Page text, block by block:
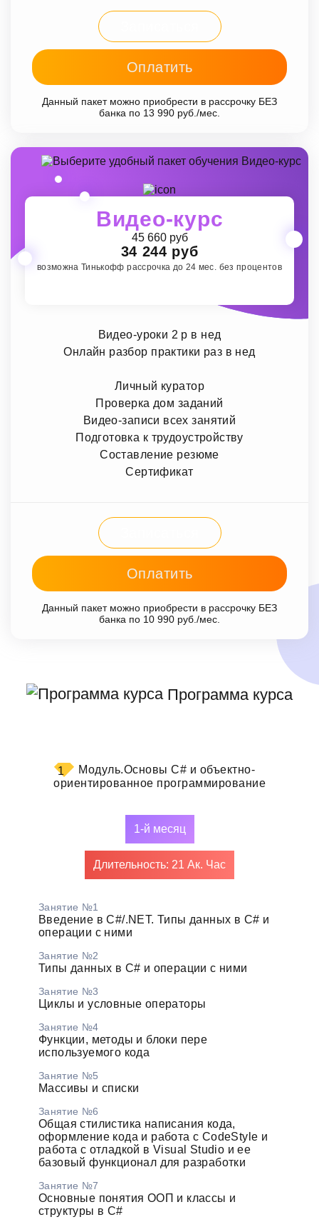
Оплатить
Данный пакет можно приобрести в рассрочку БЕЗ
банка по 13 990 руб./мес.
Видео-курс
45 660 руб
34 244 руб
возможна Тинькофф рассрочка до 24 мес. без процентов
Видео-уроки 2 р в нед
Онлайн разбор практики раз в нед
Личный куратор
Проверка дом заданий
Видео-записи всех занятий
Подготовка к трудоустройству
Составление резюме
Сертификат
Оплатить
Данный пакет можно приобрести в рассрочку БЕЗ
банка по 10 990 руб./мес.
Программа курса
1 Модуль.Основы C# и объектно-
ориентированное программирование
1-й месяц
Длительность: 21 Ак. Час
Занятие №1
Введение в C#/.NET. Типы данных в C# и
операции с ними
Занятие №2
Типы данных в C# и операции с ними
Занятие №3
Циклы и условные операторы
Занятие №4
Функции, методы и блоки пере
используемого кода
Занятие №5
Массивы и списки
Занятие №6
Общая стилистика написания кода,
оформление кода и работа с CodeStyle и
работа с отладкой в Visual Studio и ее
базовый функционал для разработки
Занятие №7
Основные понятия ООП и классы и
структуры в C#